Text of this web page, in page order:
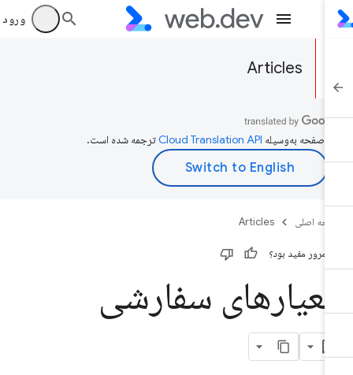
ورود به
Articles
صفحه به‌وسیله ترجمه شده است.
اصلی Articles
مرور مفید بود؟
سفارشی